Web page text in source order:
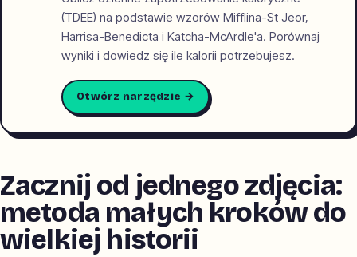
(TDEE) na podstawie wzorów Mifflina-St Jeor,
Harrisa-Benedicta i Katcha-McArdle'a. Porównaj
wyniki i dowiedz się ile kalorii potrzebujesz.
Otwórz narzędzie →
Zacznij od jednego zdjęcia:
metoda małych kroków do
wielkiej historii